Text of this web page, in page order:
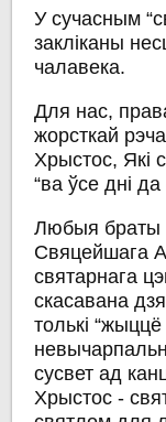
У сучасным
закліканы
чалавека.
Для нас,
жорсткай
Хрыстос, Які
“ва ўсе дні
Любыя браты
Свяцейшага
святарнага
скасавана
толькі
сусвет ад
Хрыстос -